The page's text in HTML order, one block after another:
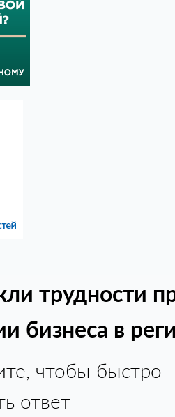
трудности
бизнеса в
чтобы быстро
ответ